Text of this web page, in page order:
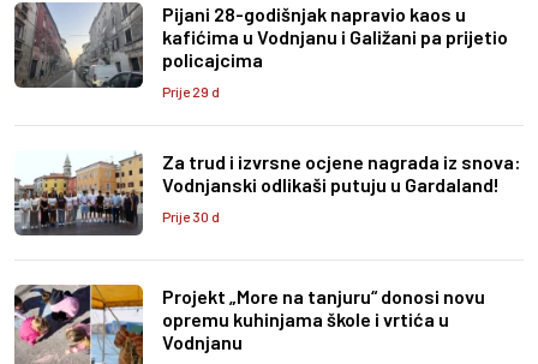
Pijani 28-godišnjak napravio kaos u
kafićima u Vodnjanu i Galižani pa prijetio
policajcima
Prije 29 d
Za trud i izvrsne ocjene nagrada iz snova:
Vodnjanski odlikaši putuju u Gardaland!
Prije 30 d
Projekt „More na tanjuru“ donosi novu
opremu kuhinjama škole i vrtića u
Vodnjanu